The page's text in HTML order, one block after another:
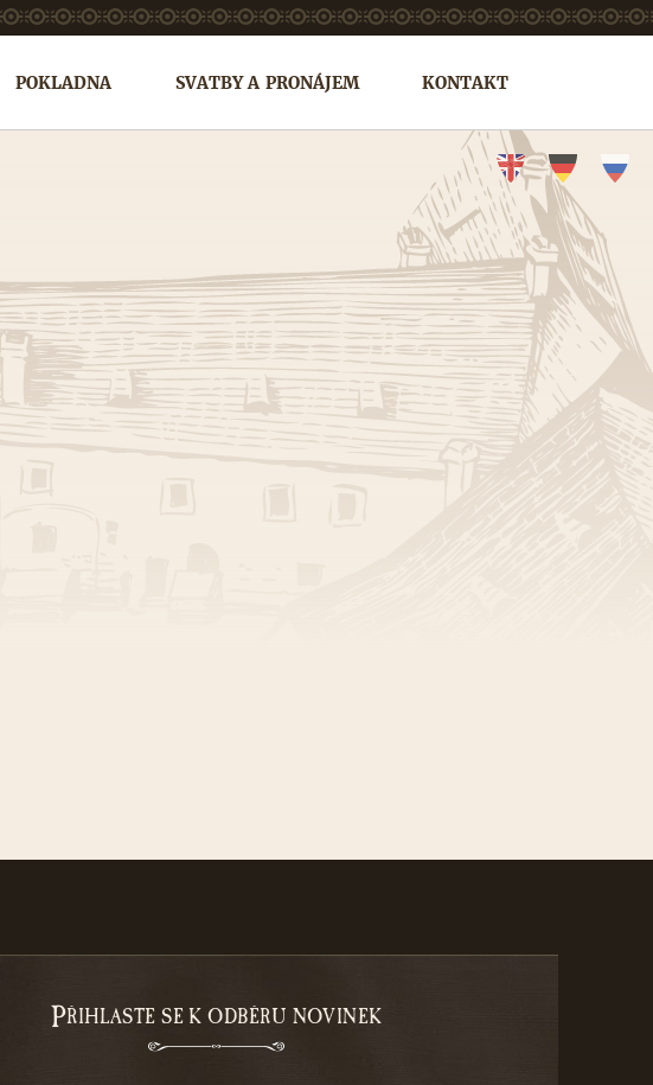
PŘIHLASTE SE K ODBĚRU NOVINEK
POKLADNA SVATBY A PRONÁJEM KONTAKT